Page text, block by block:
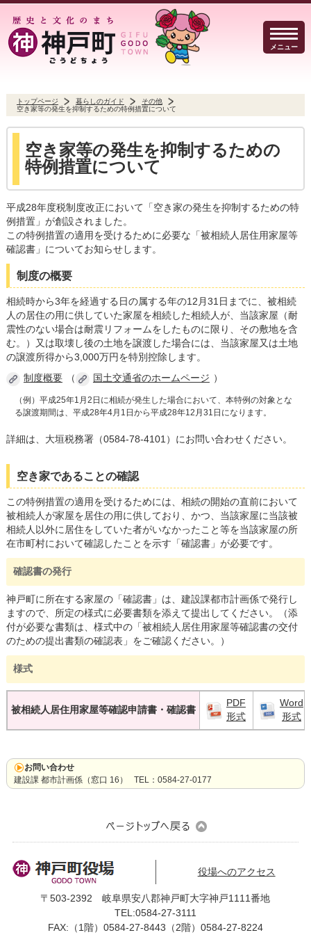
メニュー
暮らしのガイド
事業者の方へ
読み上げる
文字サイズ
0584-27-3111
トップページへ戻る
トップページ 暮らしのガイド
その他
空き家等の発生を抑制するための特例措置について
空き家等の発生を抑制するための
特例措置について
平成28年度税制度改正において「空き家の発生を抑制するための特
例措置」が創設されました。
この特例措置の適用を受けるために必要な「被相続人居住用家屋等
確認書」についてお知らせします。
制度の概要
相続時から3年を経過する日の属する年の12月31日までに、被相続
人の居住の用に供していた家屋を相続した相続人が、当該家屋（耐
震性のない場合は耐震リフォームをしたものに限り、その敷地を含
む。）又は取壊し後の土地を譲渡した場合には、当該家屋又は土地
の譲渡所得から3,000万円を特別控除します。
制度概要
（ 国土交通省のホームページ ）
（例）平成25年1月2日に相続が発生した場合において、本特例の対象とな
る譲渡期間は、平成28年4月1日から平成28年12月31日になります。
詳細は、大垣税務署（0584-78-4101）にお問い合わせください。
空き家であることの確認
この特例措置の適用を受けるためには、相続の開始の直前において
被相続人が家屋を居住の用に供しており、かつ、当該家屋に当該被
相続人以外に居住をしていた者がいなかったこと等を当該家屋の所
在市町村において確認したことを示す「確認書」が必要です。
確認書の発行
神戸町に所在する家屋の「確認書」は、建設課都市計画係で発行し
ますので、所定の様式に必要書類を添えて提出してください。（添
付が必要な書類は、様式中の「被相続人居住用家屋等確認書の交付
のための提出書類の確認表」をご確認ください。）
様式
被相続人居住用家屋等確認申請書・確認書
PDF
形式
Word
形式
お問い合わせ
建設課 都市計画係（窓口 16） TEL：0584-27-0177
役場へのアクセス
〒503-2392 岐阜県安八郡神戸町大字神戸1111番地
TEL:0584-27-3111
FAX:（1階）0584-27-8443（2階）0584-27-8224